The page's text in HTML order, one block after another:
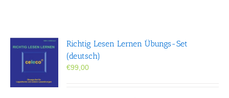
Richtig Lesen Lernen Übungs-Set
(deutsch)
€99,00